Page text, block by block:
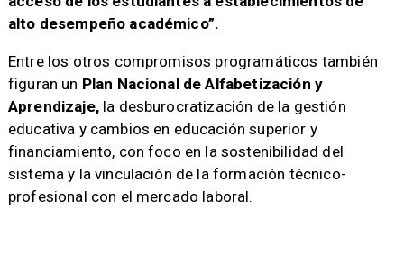
alto desempeño académico”.
Entre los otros compromisos programáticos también
figuran un Plan Nacional de Alfabetización y
Aprendizaje,la desburocratización de la gestión
educativa y cambios en educación superior y
financiamiento, con foco en la sostenibilidad del
sistema y la vinculación de la formación técnico-
profesional con el mercado laboral.